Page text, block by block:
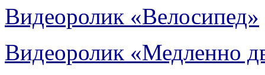
Видеоролик «Велосипед»
Видеоролик «Медленно